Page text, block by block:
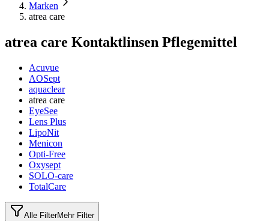
Marken
atrea care
atrea care Kontaktlinsen Pflegemittel
Acuvue
AOSept
aquaclear
atrea care
EyeSee
Lens Plus
LipoNit
Menicon
Opti-Free
Oxysept
SOLO-care
TotalCare
Alle FilterMehr Filter